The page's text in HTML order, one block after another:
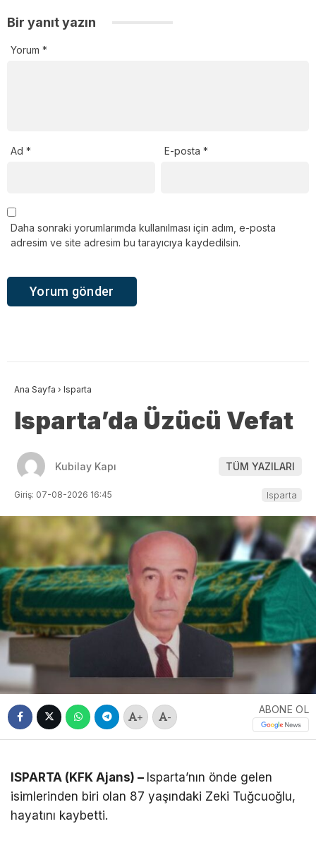
Bir yanıt yazın
Yorum *
Ad * E-posta*
Daha sonraki yorumlarımda kullanılması için adım, e-posta
adresim ve site adresim bu tarayıcıya kaydedilsin.
Ana Sayfa › Isparta
Isparta’da Üzücü Vefat
Kubilay Kapı TÜM YAZILARI
Giriş: 07-08-2026 16:45 Isparta
+ -
ABONE OL
ISPARTA (KFK Ajans) – Isparta’nın önde gelen
isimlerinden biri olan 87 yaşındaki Zeki Tuğcuoğlu,
hayatını kaybetti.